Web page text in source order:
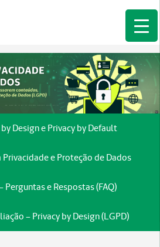
Design e Privacy by Default
Privacidade e Proteção de Dados
Perguntas e Respostas (FAQ)
– Privacy by Design (LGPD)